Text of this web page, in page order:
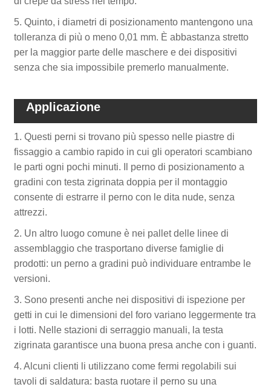
5. Quinto, i diametri di posizionamento mantengono una
tolleranza di più o meno 0,01 mm. È abbastanza stretto
per la maggior parte delle maschere e dei dispositivi
senza che sia impossibile premerlo manualmente.
Applicazione
1. Questi perni si trovano più spesso nelle piastre di
fissaggio a cambio rapido in cui gli operatori scambiano
le parti ogni pochi minuti. Il perno di posizionamento a
gradini con testa zigrinata doppia per il montaggio
consente di estrarre il perno con le dita nude, senza
attrezzi.
2. Un altro luogo comune è nei pallet delle linee di
assemblaggio che trasportano diverse famiglie di
prodotti: un perno a gradini può individuare entrambe le
versioni.
3. Sono presenti anche nei dispositivi di ispezione per
getti in cui le dimensioni del foro variano leggermente tra
i lotti. Nelle stazioni di serraggio manuali, la testa
zigrinata garantisce una buona presa anche con i guanti.
4. Alcuni clienti li utilizzano come fermi regolabili sui
tavoli di saldatura: basta ruotare il perno su una